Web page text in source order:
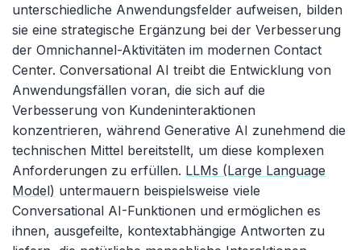
unterschiedliche Anwendungsfelder aufweisen, bilden
sie eine strategische Ergänzung bei der Verbesserung
der Omnichannel-Aktivitäten im modernen Contact
Center. Conversational AI treibt die Entwicklung von
Anwendungsfällen voran, die sich auf die
Verbesserung von Kundeninteraktionen
konzentrieren, während Generative AI zunehmend die
technischen Mittel bereitstellt, um diese komplexen
Anforderungen zu erfüllen. LLMs (Large Language
Model) untermauern beispielsweise viele
Conversational AI-Funktionen und ermöglichen es
ihnen, ausgefeilte, kontext­abhängige Antworten zu